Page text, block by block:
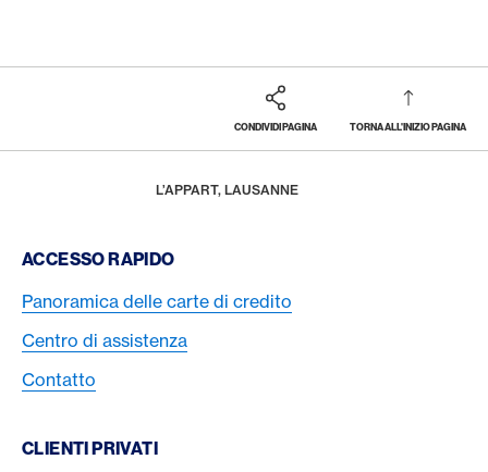
CONDIVIDI PAGINA TORNA ALL'INIZIO PAGINA
L’APPART, LAUSANNE
Footer Navigation
ACCESSO RAPIDO
Panoramica delle carte di credito
Centro di assistenza
Contatto
CLIENTI PRIVATI